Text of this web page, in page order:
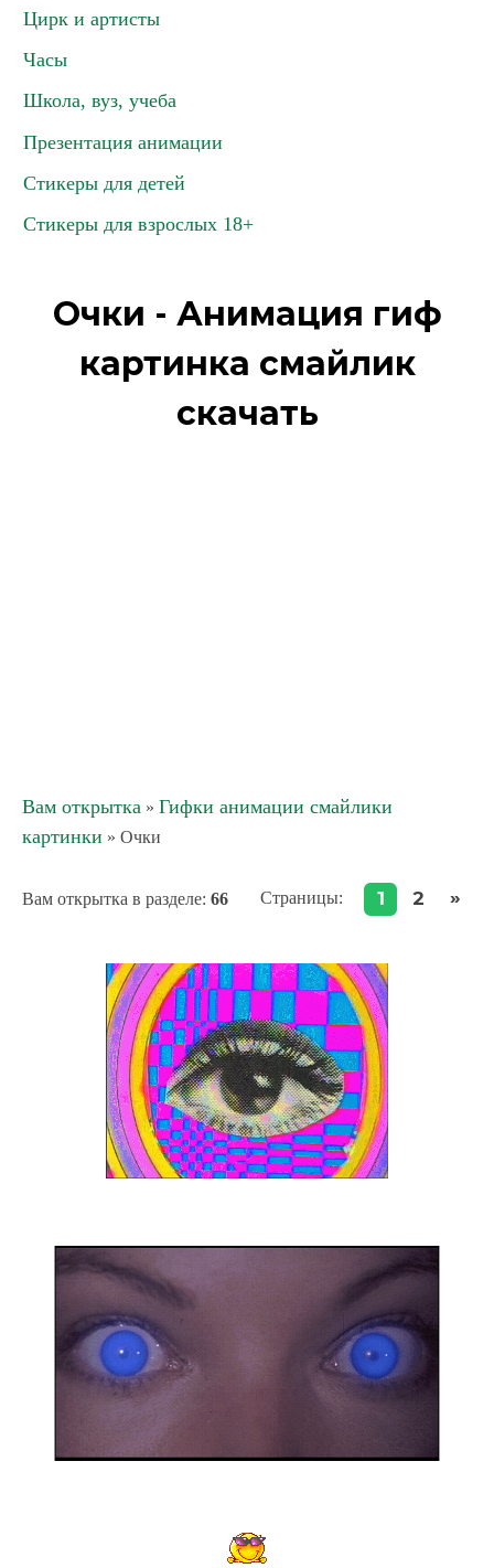
Цирк и артисты
Часы
Школа, вуз, учеба
Презентация анимации
Стикеры для детей
Стикеры для взрослых 18+
Очки - Анимация гиф
картинка смайлик
скачать
Вам открытка » Гифки анимации смайлики
картинки » Очки
Вам открытка в разделе: 66 Страницы: 1 2 »